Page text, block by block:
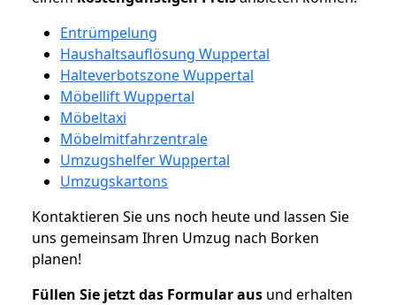
Entrümpelung
Haushaltsauflösung Wuppertal
Halteverbotszone Wuppertal
Möbellift Wuppertal
Möbeltaxi
Möbelmitfahrzentrale
Umzugshelfer Wuppertal
Umzugskartons
Kontaktieren Sie uns noch heute und lassen Sie
uns gemeinsam Ihren Umzug nach Borken
planen!
Füllen Sie jetzt das Formular aus und erhalten